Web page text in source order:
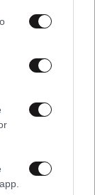
στην